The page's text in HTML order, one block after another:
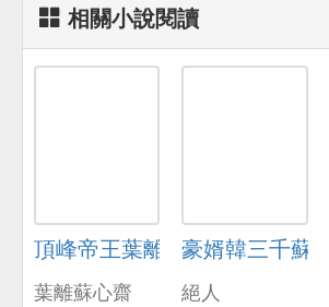
相關小說閱讀
頂峰帝王葉離
葉離蘇心齋
豪婿韓三千蘇
絕人